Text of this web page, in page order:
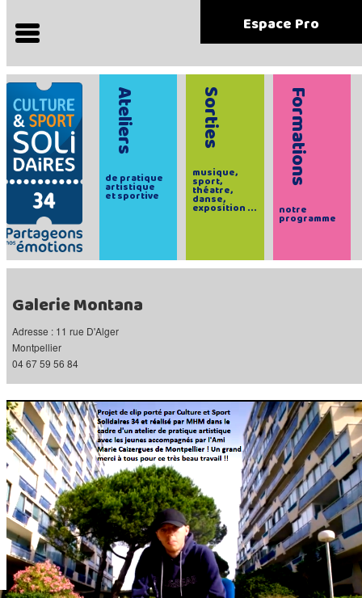
Espace Pro
Ateliers
de pratique
artistique
et sportive
Sorties
musique,
sport,
théatre,
danse,
exposition ...
Formations
notre
programme
Galerie Montana
Adresse : 11 rue D'Alger
Montpellier
04 67 59 56 84